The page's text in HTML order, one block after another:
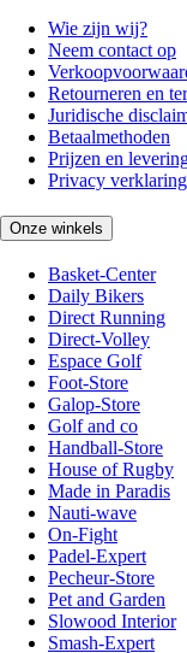
Wie zijn wij?
Neem contact op
Retourneren en
Juridische
Betaalmethoden
Prijzen en
Privacy verklaring
Onze winkels
Basket-Center
Daily Bikers
Direct Running
Direct-Volley
Espace Golf
Foot-Store
Galop-Store
Golf and co
Handball-Store
House of Rugby
Made in Paradis
Nauti-wave
On-Fight
Padel-Expert
Pecheur-Store
Pet and Garden
Slowood Interior
Smash-Expert